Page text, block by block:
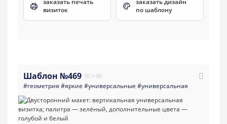
визиток
по шаблону
Шаблон №469 50 x 90
#геометрия #яркие #универсальные #универсальная